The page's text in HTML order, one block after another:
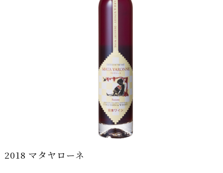
2018 マタヤローネ